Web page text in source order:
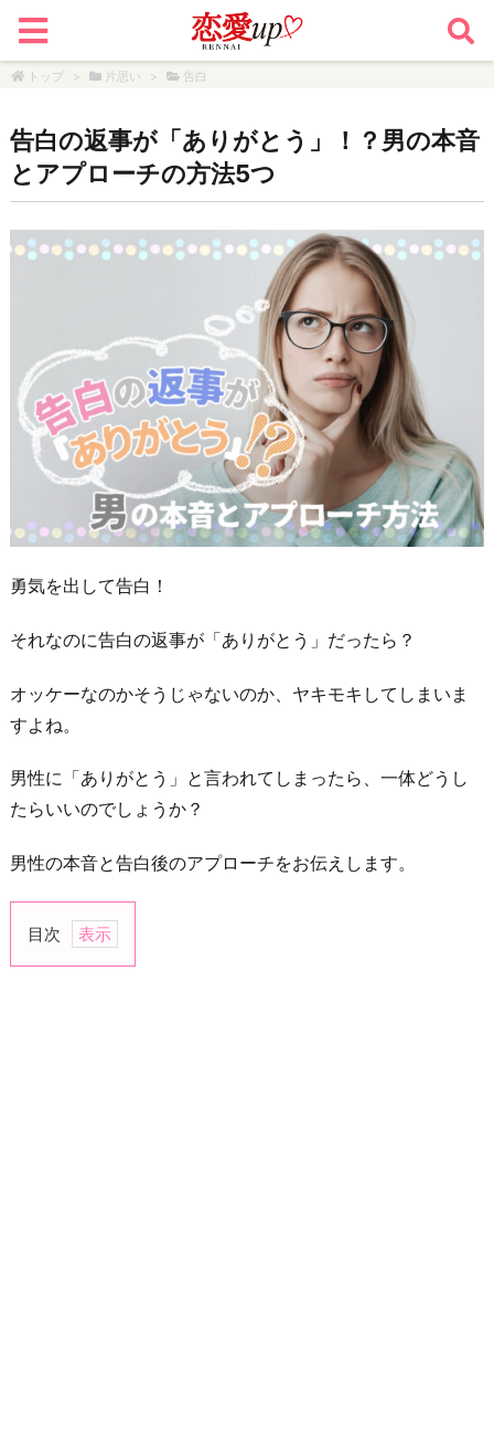
トップ > 片思い > 告白
告白の返事が「ありがとう」！？男の本音
とアプローチの方法5つ
勇気を出して告白！
それなのに告白の返事が「ありがとう」だったら？
オッケーなのかそうじゃないのか、ヤキモキしてしまいま
すよね。
男性に「ありがとう」と言われてしまったら、一体どうし
たらいいのでしょうか？
男性の本音と告白後のアプローチをお伝えします。
目次
1.